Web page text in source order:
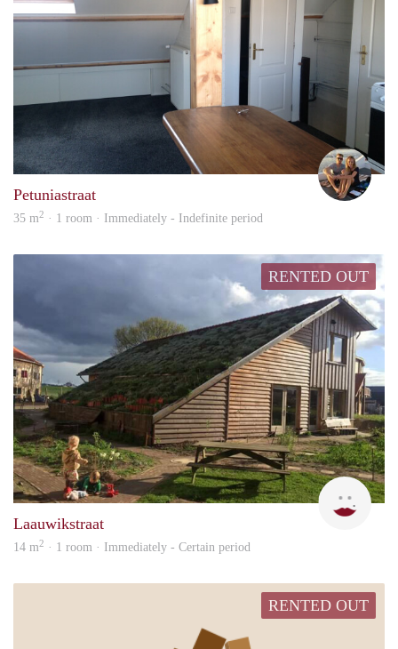
Petuniastraat
35 m2 · 1 room · Immediately - Indefinite period
RENTED OUT
Finja
Laauwikstraat
14 m2 · 1 room · Immediately - Certain period
RENTED OUT